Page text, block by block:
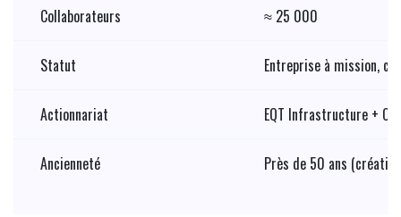
Collaborateurs ≈ 25 000
Statut Entreprise à mission,
Actionnariat EQT Infrastructure +
Ancienneté Près de 50 ans